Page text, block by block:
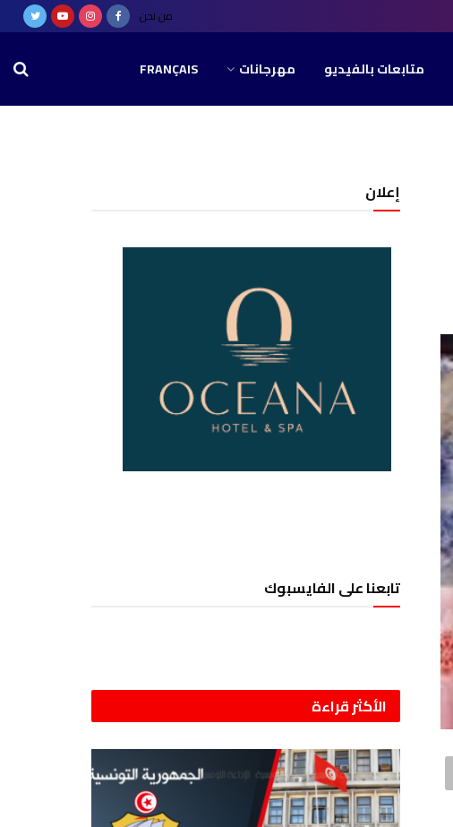
من نحن
متابعات بالفيديو مهرجانات FRANÇAIS
إعلان
تابعنا على الفايسبوك
الأكثر قراءة